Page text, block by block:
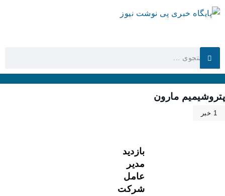
پتروشیمیم مارون
1 خبر
بازدید
مدیر
عامل
شرکت